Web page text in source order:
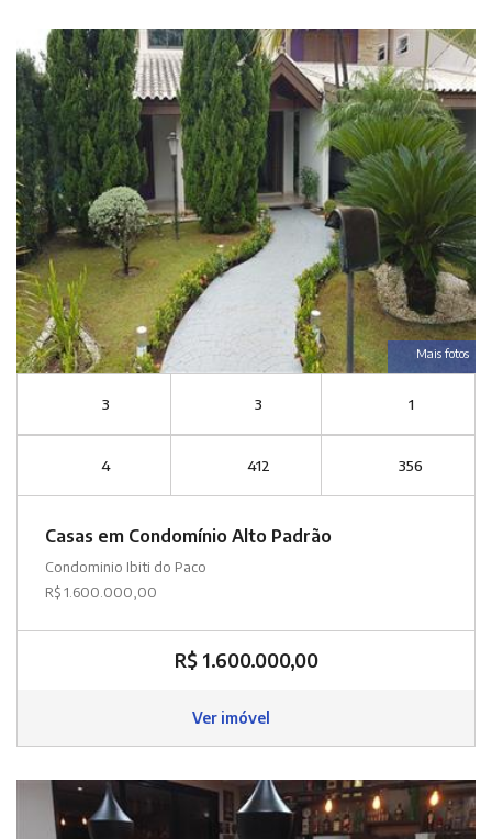
Mais fotos
3 3 1
4 412 356
Casas em Condomínio Alto Padrão
Condominio Ibiti do Paco
R$ 1.600.000,00
R$ 1.600.000,00
Ver imóvel